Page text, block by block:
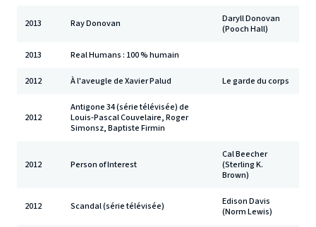
2013 Ray Donovan
Daryll Donovan
(Pooch Hall)
2013 Real Humans : 100 % humain
2012 À l'aveugle de Xavier Palud Le garde du corps
2012
Antigone 34 (série télévisée) de
Louis-Pascal Couvelaire, Roger
Simonsz, Baptiste Firmin
2012 Person of Interest
Cal Beecher
(Sterling K.
Brown)
2012 Scandal (série télévisée)
Edison Davis
(Norm Lewis)